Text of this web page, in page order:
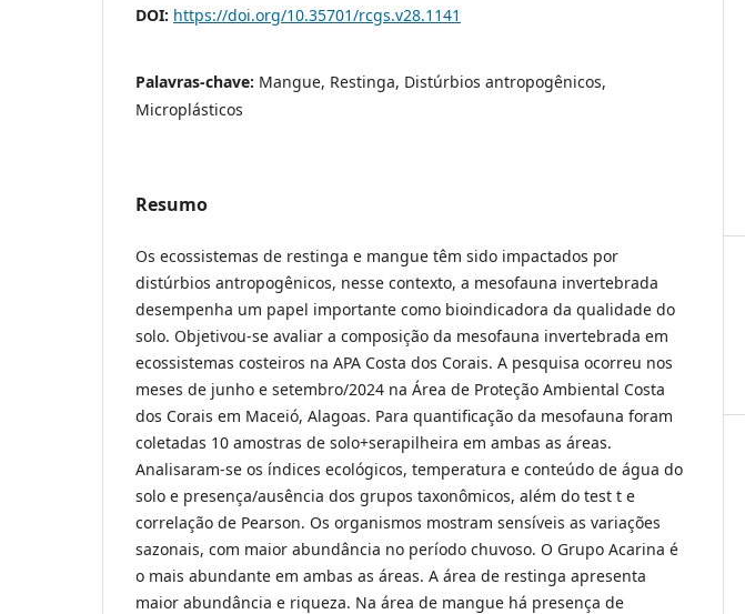
DOI: https://doi.org/10.35701/rcgs.v28.1141
Palavras-chave: Mangue, Restinga, Distúrbios antropogênicos,
Microplásticos
Resumo
Os ecossistemas de restinga e mangue têm sido impactados por
distúrbios antropogênicos, nesse contexto, a mesofauna invertebrada
desempenha um papel importante como bioindicadora da qualidade do
solo. Objetivou-se avaliar a composição da mesofauna invertebrada em
ecossistemas costeiros na APA Costa dos Corais. A pesquisa ocorreu nos
meses de junho e setembro/2024 na Área de Proteção Ambiental Costa
dos Corais em Maceió, Alagoas. Para quantificação da mesofauna foram
coletadas 10 amostras de solo+serapilheira em ambas as áreas.
Analisaram-se os índices ecológicos, temperatura e conteúdo de água do
solo e presença/ausência dos grupos taxonômicos, além do test t e
correlação de Pearson. Os organismos mostram sensíveis as variações
sazonais, com maior abundância no período chuvoso. O Grupo Acarina é
o mais abundante em ambas as áreas. A área de restinga apresenta
maior abundância e riqueza. Na área de mangue há presença de